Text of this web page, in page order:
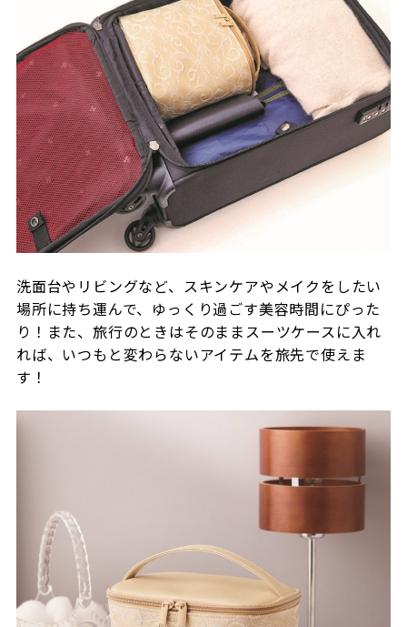
洗面台やリビングなど、スキンケアやメイクをしたい
場所に持ち運んで、ゆっくり過ごす美容時間にぴった
り！また、旅行のときはそのままスーツケースに入れ
れば、いつもと変わらないアイテムを旅先で使えま
す！